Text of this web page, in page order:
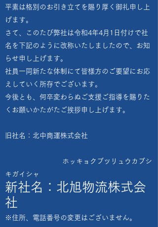
平素は格別のお引き立てを賜り厚く御礼申し上
げます。
さて、このたび弊社は令和4年4月1日付けで社
名を下記のように改称いたしましたので、お知
らせ申し上げます。
社員一同新たな体制にて皆様方のご要望にお応
えしていく所存でございます。
今後とも、何卒変わらぬご支援ご指導を賜りた
くお願いかたがたご挨拶申し上げます。
旧社名：北中商運株式会社
ホッキョクブツリュウカブシ
キガイシャ
新社名：北旭物流株式会
社
※住所、電話番号の変更はございません。